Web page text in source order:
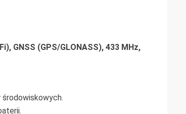
GNSS (GPS/GLONASS), 433 MHz,
środowiskowych.